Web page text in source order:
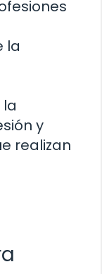
la
y
realizan